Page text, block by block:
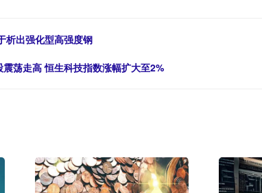
析出强化型高强度钢
荡走高 恒生科技指数涨幅扩大至2%